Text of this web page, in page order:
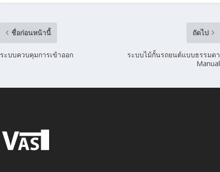
ชื่อก่อนหน้านี้
ระบบควบคุมการเข้าออก
ถัดไป
ระบบไม้กั้นรถยนต์แบบธรรมดา
Manual